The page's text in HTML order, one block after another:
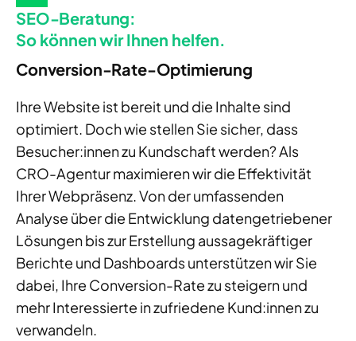
SEO-Beratung:
So können wir Ihnen helfen.
Conversion-Rate-Optimierung
Ihre Website ist bereit und die Inhalte sind
optimiert. Doch wie stellen Sie sicher, dass
Besucher:innen zu Kundschaft werden? Als
CRO-Agentur maximieren wir die Effektivität
Ihrer Webpräsenz. Von der umfassenden
Analyse über die Entwicklung datengetriebener
Lösungen bis zur Erstellung aussagekräftiger
Berichte und Dashboards unterstützen wir Sie
dabei, Ihre Conversion-Rate zu steigern und
mehr Interessierte in zufriedene Kund:innen zu
verwandeln.